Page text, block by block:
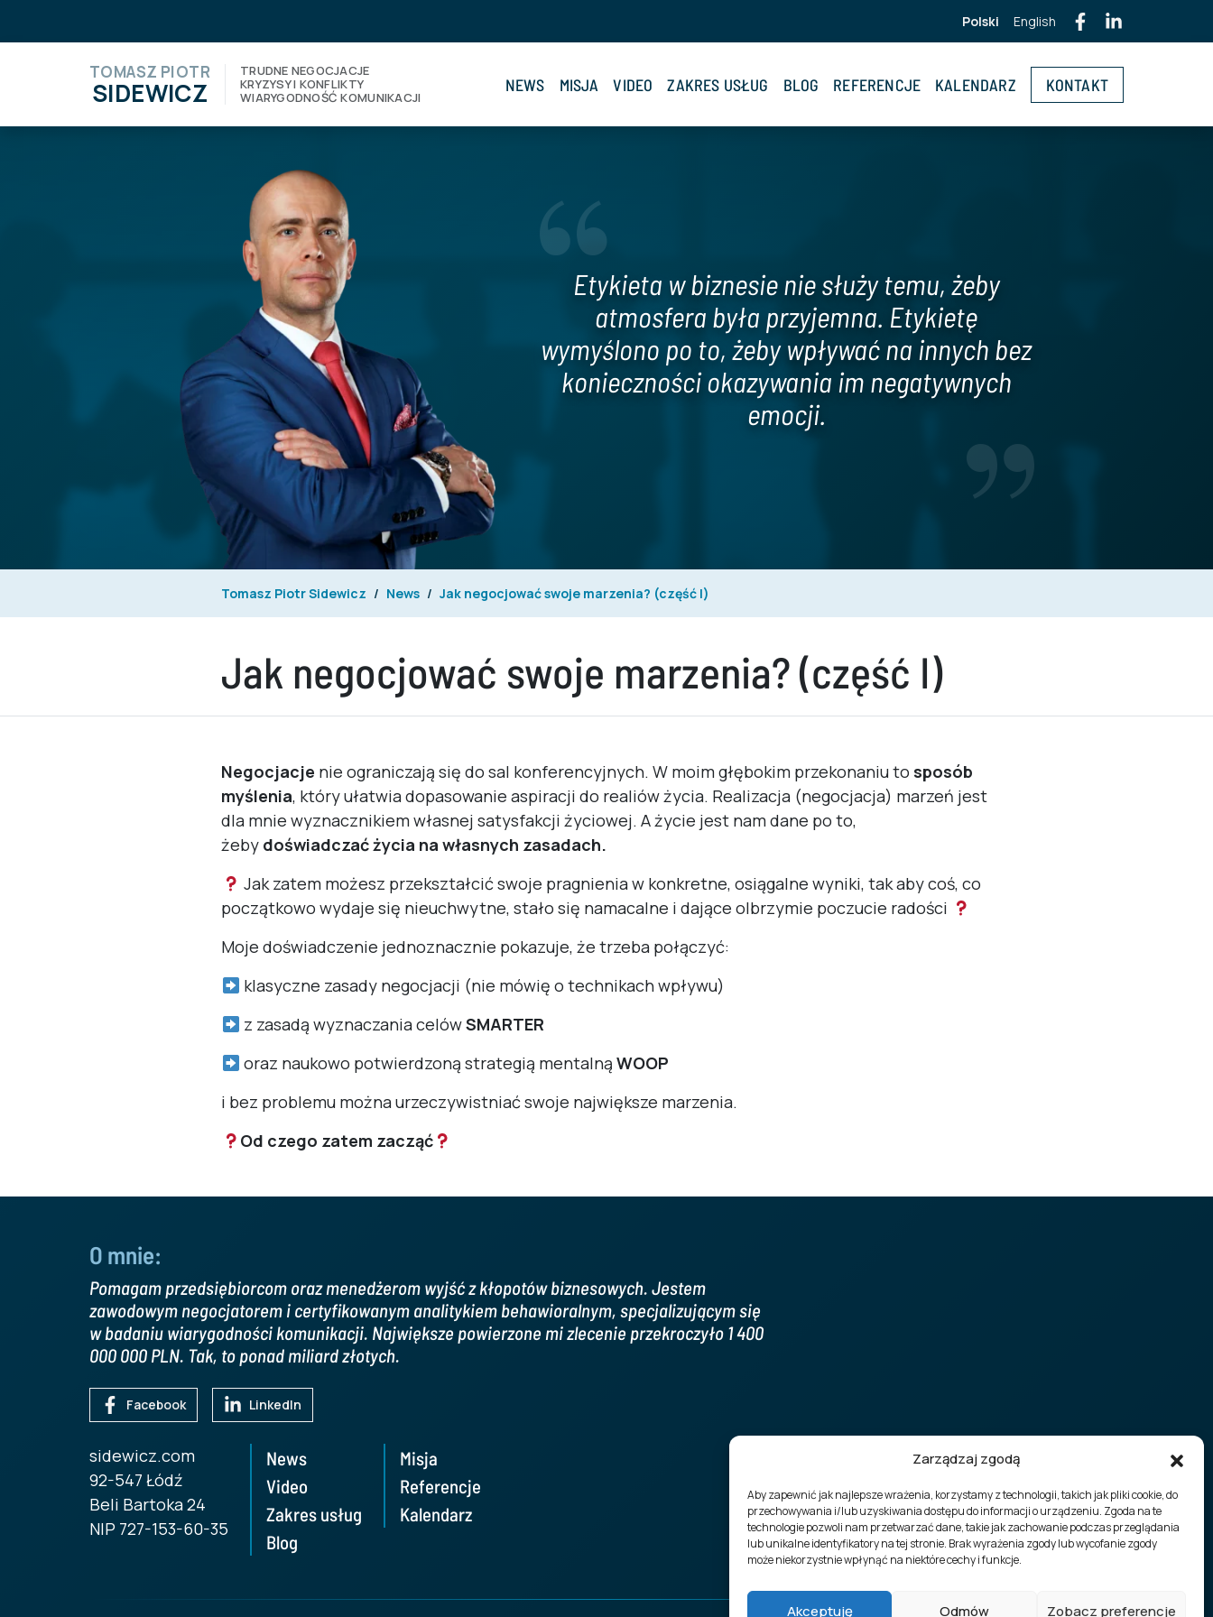
Zarządzaj zgodą
Aby zapewnić jak najlepsze wrażenia, korzystamy z technologii, takich jak pliki cookie, do
przechowywania i/lub uzyskiwania dostępu do informacji o urządzeniu. Zgoda na te
technologie pozwoli nam przetwarzać dane, takie jak zachowanie podczas przeglądania
lub unikalne identyfikatory na tej stronie. Brak wyrażenia zgody lub wycofanie zgody
może niekorzystnie wpłynąć na niektóre cechy i funkcje.
Akceptuję Odmów Zobacz preferencje
Polski English
TOMASZ PIOTR
SIDEWICZ
TRUDNE NEGOCJACJE
KRYZYSY I KONFLIKTY
WIARYGODNOŚĆ KOMUNIKACJI
NEWS MISJA VIDEO ZAKRES USŁUG BLOG REFERENCJE KALENDARZ KONTAKT
Etykieta w biznesie nie służy temu, żeby
atmosfera była przyjemna. Etykietę
wymyślono po to, żeby wpływać na innych bez
konieczności okazywania im negatywnych
emocji.
Tomasz Piotr Sidewicz News Jak negocjować swoje marzenia? (część I)
Jak negocjować swoje marzenia? (część I)
Negocjacje nie ograniczają się do sal konferencyjnych. W moim głębokim przekonaniu to sposób
myślenia, który ułatwia dopasowanie aspiracji do realiów życia. Realizacja (negocjacja) marzeń jest
dla mnie wyznacznikiem własnej satysfakcji życiowej. A życie jest nam dane po to,
żeby doświadczać życia na własnych zasadach.
Jak zatem możesz przekształcić swoje pragnienia w konkretne, osiągalne wyniki, tak aby coś, co
początkowo wydaje się nieuchwytne, stało się namacalne i dające olbrzymie poczucie radości
Moje doświadczenie jednoznacznie pokazuje, że trzeba połączyć:
klasyczne zasady negocjacji (nie mówię o technikach wpływu)
z zasadą wyznaczania celówSMARTER
oraz naukowo potwierdzoną strategią mentalną WOOP
i bez problemu można urzeczywistniać swoje największe marzenia.
Od czego zatem zacząć
O mnie:
Pomagam przedsiębiorcom oraz menedżerom wyjść z kłopotów biznesowych. Jestem
zawodowym negocjatorem i certyfikowanym analitykiem behawioralnym, specjalizującym się
w badaniu wiarygodności komunikacji. Największe powierzone mi zlecenie przekroczyło 1 400
000 000 PLN. Tak, to ponad miliard złotych.
Facebook LinkedIn
sidewicz.com
92-547 Łódź
Beli Bartoka 24
NIP 727-153-60-35
News
Video
Zakres usług
Blog
Misja
Referencje
Kalendarz